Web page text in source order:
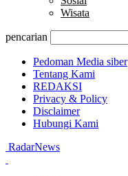
Wisata
pencarian
Pedoman Media siber
Tentang Kami
REDAKSI
Privacy & Policy
Disclaimer
Hubungi Kami
RadarNews